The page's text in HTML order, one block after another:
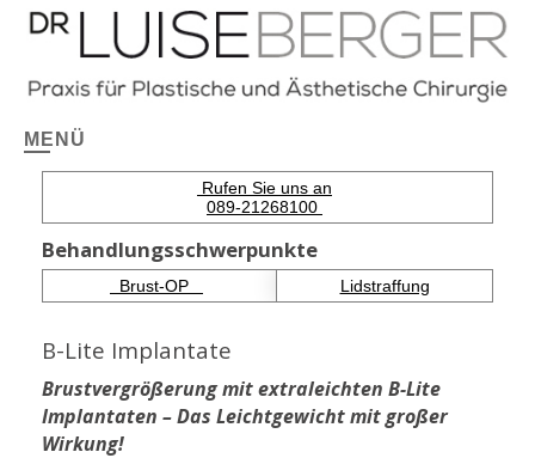
MENÜ
Rufen Sie uns an
089-21268100
Behandlungsschwerpunkte
Brust-OP Lidstraffung
B-Lite Implantate
Brustvergrößerung mit extraleichten B-Lite
Implantaten – Das Leichtgewicht mit großer
Wirkung!